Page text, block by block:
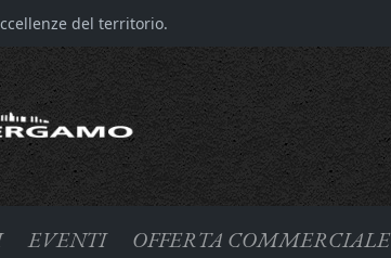
del territorio.
EVENTI OFFERTA COMMERCIALE